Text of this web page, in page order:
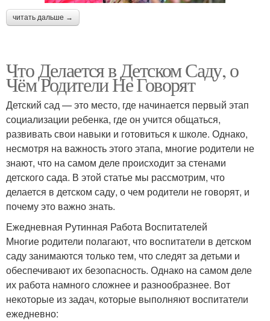
читать дальше →
Что Делается в Детском Саду, о
Чём Родители Не Говорят
Детский сад — это место, где начинается первый этап
социализации ребенка, где он учится общаться,
развивать свои навыки и готовиться к школе. Однако,
несмотря на важность этого этапа, многие родители не
знают, что на самом деле происходит за стенами
детского сада. В этой статье мы рассмотрим, что
делается в детском саду, о чем родители не говорят, и
почему это важно знать.
Ежедневная Рутинная Работа Воспитателей
Многие родители полагают, что воспитатели в детском
саду занимаются только тем, что следят за детьми и
обеспечивают их безопасность. Однако на самом деле
их работа намного сложнее и разнообразнее. Вот
некоторые из задач, которые выполняют воспитатели
ежедневно: